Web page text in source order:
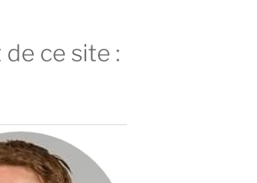
ce site :